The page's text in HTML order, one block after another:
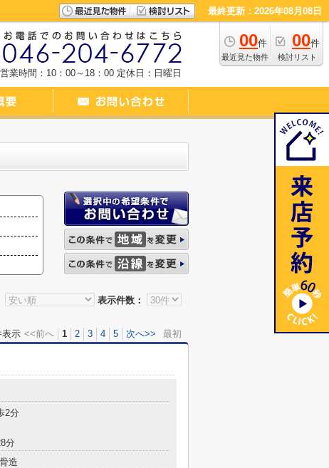
最終更新：2026年08月08日
00件
最近見た物件
00件
検討リスト
営業時間：10：00～18：00 定休日：日曜日
表示件数：
表示 <<前へ 1 2 3 4 5 次へ>> 最初
2分
分
造